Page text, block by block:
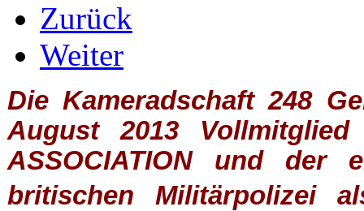
Zurück
Weiter
Die Kameradschaft 248
August 2013
ASSOCIATIONund der
britischen
Militärpolizei